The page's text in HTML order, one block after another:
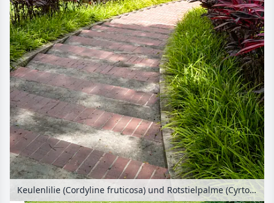
Keulenlilie (Cordyline fruticosa) und Rotstielpalme (Cyrtostachys renda), Woodlands Town Garden, Singapur